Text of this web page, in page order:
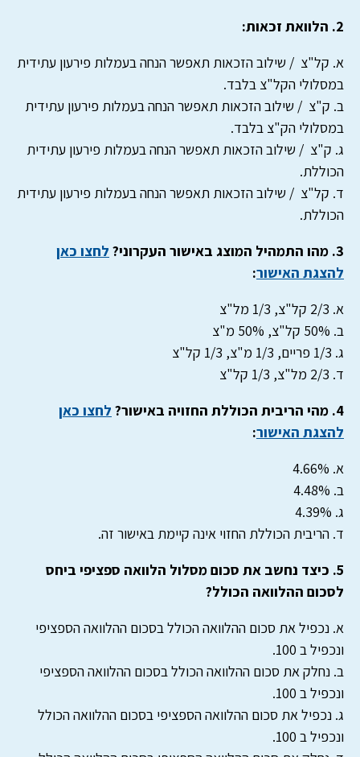
2. הלוואת זכאות:
א. קל"צ / שילוב הזכאות תאפשר הנחה בעמלות פירעון עתידית
במסלולי הקל"צ בלבד.
ב. ק"צ / שילוב הזכאות תאפשר הנחה בעמלות פירעון עתידית
במסלולי הק"צ בלבד.
ג. ק"צ / שילוב הזכאות תאפשר הנחה בעמלות פירעון עתידית
הכוללת.
ד. קל"צ / שילוב הזכאות תאפשר הנחה בעמלות פירעון עתידית
הכוללת.
3. מהו התמהיל המוצג באישור העקרוני?
לחצו כאן
להצגת האישור:
א. 2/3 קל"צ, 1/3 מל"צ
ב. 50% קל"צ, 50% מ"צ
ג. 1/3 פריים, 1/3 מ"צ, 1/3 קל"צ
ד. 2/3 מל"צ, 1/3 קל"צ
4. מהי הריבית הכוללת החזויה באישור?
לחצו כאן
להצגת האישור:
א. 4.66%
ב. 4.48%
ג. 4.39%
ד. הריבית הכוללת החזוי אינה קיימת באישור זה.
5. כיצד נחשב את סכום מסלול הלוואה ספציפי ביחס
לסכום ההלוואה הכולל?
א. נכפיל את סכום ההלוואה הכולל בסכום ההלוואה הספציפי
ונכפיל ב 100.
ב. נחלק את סכום ההלוואה הכולל בסכום ההלוואה הספציפי
ונכפיל ב 100.
ג. נכפיל את סכום ההלוואה הספציפי בסכום ההלוואה הכולל
ונכפיל ב 100.